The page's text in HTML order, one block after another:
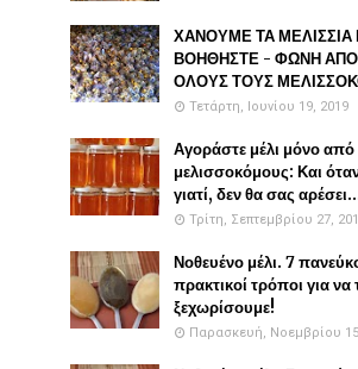
ΧΑΝΟΥΜΕ ΤΑ ΜΕΛΙΣΣΙΑ
ΒΟΗΘΗΣΤΕ - ΦΩΝΗ
ΟΛΟΥΣ ΤΟΥΣ
Τετάρτη, Ιουνίου 19, 2019
Αγοράστε μέλι μόνο από
μελισσοκόμους: Και
γιατί, δεν θα σας
Τρίτη, Σεπτεμβρίου 27,
Νοθευένο μέλι. 7
πρακτικοί τρόποι για να
ξεχωρίσουμε!
Παρασκευή, Νοεμβρίου